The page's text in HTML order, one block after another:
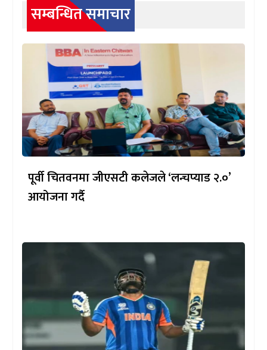
सम्बन्धित समाचार
पूर्वी चितवनमा जीएसटी कलेजले ‘लन्चप्याड २.०’
आयोजना गर्दै